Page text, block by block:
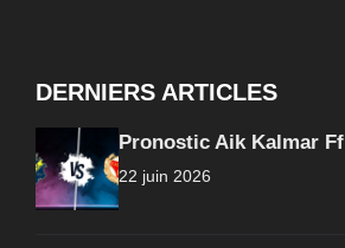
DERNIERS ARTICLES
Pronostic Aik Kalmar Ff
22 juin 2026